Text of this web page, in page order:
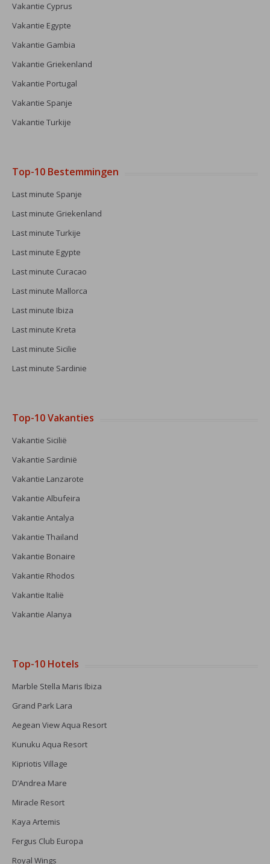
Vakantie Cyprus
Vakantie Egypte
Vakantie Gambia
Vakantie Griekenland
Vakantie Portugal
Vakantie Spanje
Vakantie Turkije
Top-10 Bestemmingen
Last minute Spanje
Last minute Griekenland
Last minute Turkije
Last minute Egypte
Last minute Curacao
Last minute Mallorca
Last minute Ibiza
Last minute Kreta
Last minute Sicilie
Last minute Sardinie
Top-10 Vakanties
Vakantie Sicilië
Vakantie Sardinië
Vakantie Lanzarote
Vakantie Albufeira
Vakantie Antalya
Vakantie Thailand
Vakantie Bonaire
Vakantie Rhodos
Vakantie Italië
Vakantie Alanya
Top-10 Hotels
Marble Stella Maris Ibiza
Grand Park Lara
Aegean View Aqua Resort
Kunuku Aqua Resort
Kipriotis Village
D’Andrea Mare
Miracle Resort
Kaya Artemis
Fergus Club Europa
Royal Wings